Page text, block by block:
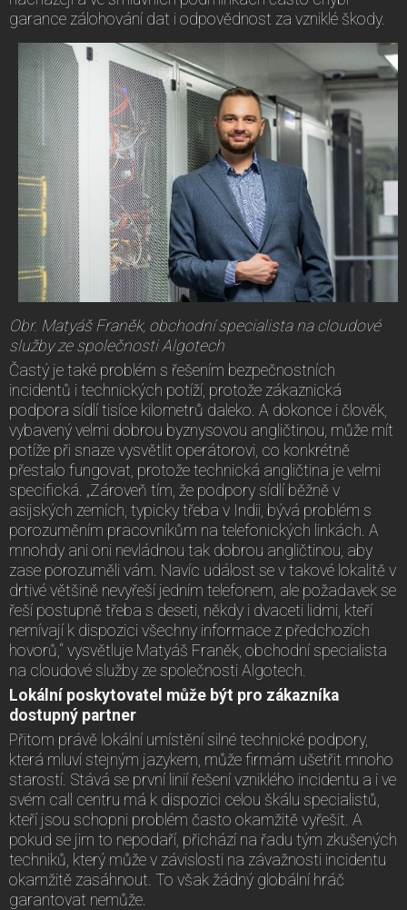
garance zálohování dat i odpovědnost za vzniklé škody.
Obr. Matyáš Franěk, obchodní specialista na cloudové
služby ze společnosti Algotech
Častý je také problém s řešením bezpečnostních
incidentů i technických potíží, protože zákaznická
podpora sídlí tisíce kilometrů daleko. A dokonce i člověk,
vybavený velmi dobrou byznysovou angličtinou, může mít
potíže při snaze vysvětlit operátorovi, co konkrétně
přestalo fungovat, protože technická angličtina je velmi
specifická. „Zároveň tím, že podpory sídlí běžně v
asijských zemích, typicky třeba v Indii, bývá problém s
porozuměním pracovníkům na telefonických linkách. A
mnohdy ani oni nevládnou tak dobrou angličtinou, aby
zase porozuměli vám. Navíc událost se v takové lokalitě v
drtivé většině nevyřeší jedním telefonem, ale požadavek se
řeší postupně třeba s deseti, někdy i dvaceti lidmi, kteří
nemívají k dispozici všechny informace z předchozích
hovorů,“ vysvětluje Matyáš Franěk, obchodní specialista
na cloudové služby ze společnosti Algotech.
Lokální poskytovatel může být pro zákazníka
dostupný partner
Přitom právě lokální umístění silné technické podpory,
která mluví stejným jazykem, může firmám ušetřit mnoho
starostí. Stává se první linií řešení vzniklého incidentu a i ve
svém call centru má k dispozici celou škálu specialistů,
kteří jsou schopni problém často okamžitě vyřešit. A
pokud se jim to nepodaří, přichází na řadu tým zkušených
techniků, který může v závislosti na závažnosti incidentu
okamžitě zasáhnout. To však žádný globální hráč
garantovat nemůže.